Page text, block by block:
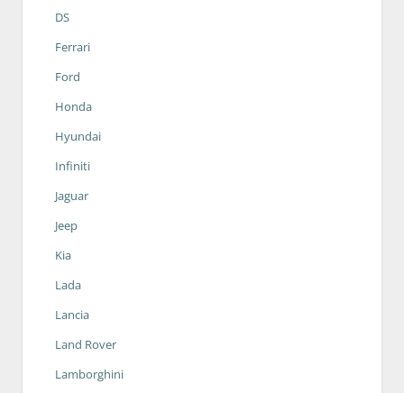
DS
Ferrari
Ford
Honda
Hyundai
Infiniti
Jaguar
Jeep
Kia
Lada
Lancia
Land Rover
Lamborghini